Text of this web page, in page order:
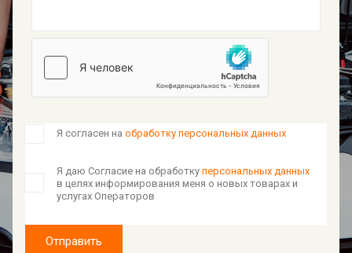
Я согласен на обработку персональных данных
Я даю Согласие на обработку персональных данных
в целях информирования меня о новых товарах и
услугах Операторов
Отправить